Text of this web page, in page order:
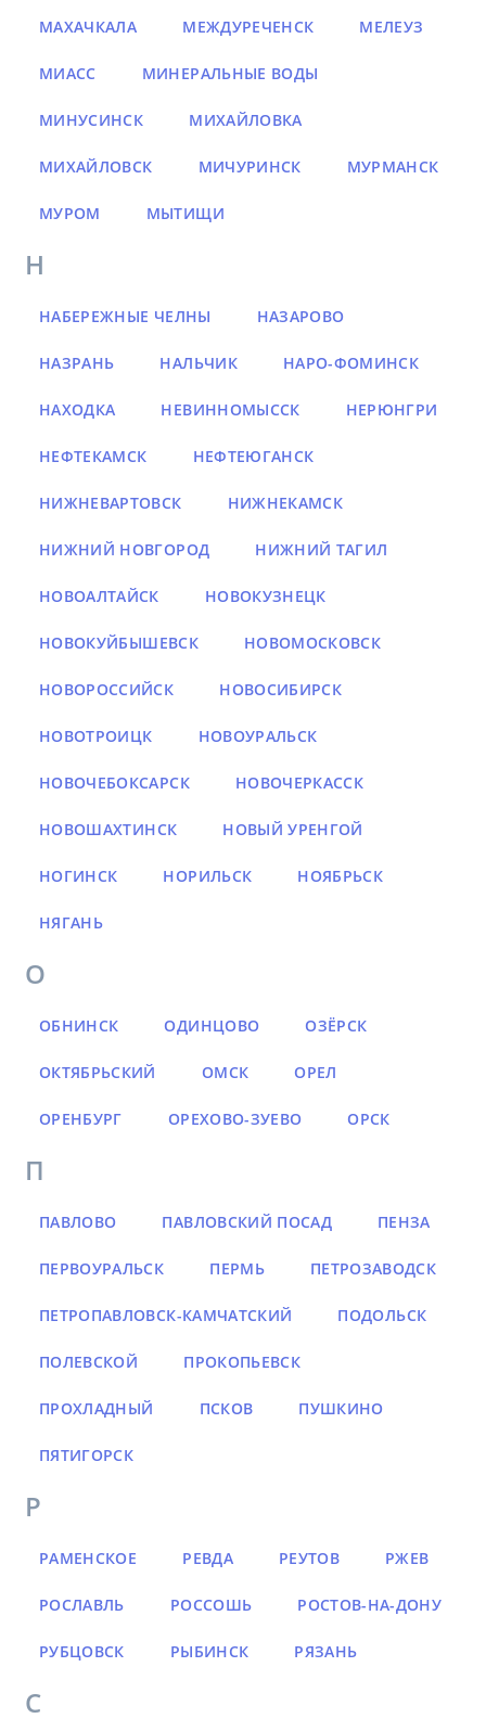
МАХАЧКАЛА МЕЖДУРЕЧЕНСК МЕЛЕУЗ
МИАСС МИНЕРАЛЬНЫЕ ВОДЫ
МИНУСИНСК МИХАЙЛОВКА
МИХАЙЛОВСК МИЧУРИНСК МУРМАНСК
МУРОМ МЫТИЩИ
Н
НАБЕРЕЖНЫЕ ЧЕЛНЫ НАЗАРОВО
НАЗРАНЬ НАЛЬЧИК НАРО-ФОМИНСК
НАХОДКА НЕВИННОМЫССК НЕРЮНГРИ
НЕФТЕКАМСК НЕФТЕЮГАНСК
НИЖНЕВАРТОВСК НИЖНЕКАМСК
НИЖНИЙ НОВГОРОД НИЖНИЙ ТАГИЛ
НОВОАЛТАЙСК НОВОКУЗНЕЦК
НОВОКУЙБЫШЕВСК НОВОМОСКОВСК
НОВОРОССИЙСК НОВОСИБИРСК
НОВОТРОИЦК НОВОУРАЛЬСК
НОВОЧЕБОКСАРСК НОВОЧЕРКАССК
НОВОШАХТИНСК НОВЫЙ УРЕНГОЙ
НОГИНСК НОРИЛЬСК НОЯБРЬСК
НЯГАНЬ
О
ОБНИНСК ОДИНЦОВО ОЗЁРСК
ОКТЯБРЬСКИЙ ОМСК ОРЕЛ
ОРЕНБУРГ ОРЕХОВО-ЗУЕВО ОРСК
П
ПАВЛОВО ПАВЛОВСКИЙ ПОСАД ПЕНЗА
ПЕРВОУРАЛЬСК ПЕРМЬ ПЕТРОЗАВОДСК
ПЕТРОПАВЛОВСК-КАМЧАТСКИЙ ПОДОЛЬСК
ПОЛЕВСКОЙ ПРОКОПЬЕВСК
ПРОХЛАДНЫЙ ПСКОВ ПУШКИНО
ПЯТИГОРСК
Р
РАМЕНСКОЕ РЕВДА РЕУТОВ РЖЕВ
РОСЛАВЛЬ РОССОШЬ РОСТОВ-НА-ДОНУ
РУБЦОВСК РЫБИНСК РЯЗАНЬ
С